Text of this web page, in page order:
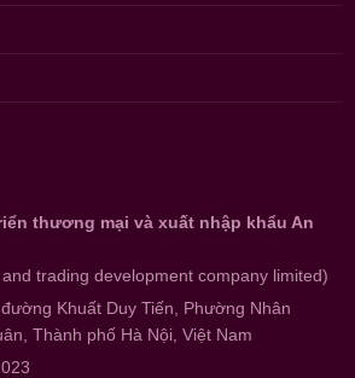
thương mại và xuất nhập khẩu An
trading development company limited)
Khuất Duy Tiến, Phường Nhân
Thành phố Hà Nội, Việt Nam